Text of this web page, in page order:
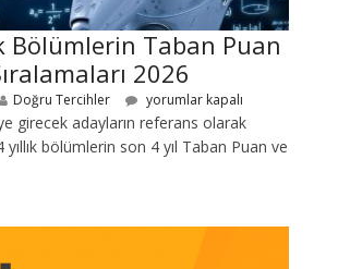
Bölümlerin Taban Puan
2026
Doğru Tercihler yorumlar kapalı
girecek adayların referans olarak
yıllık bölümlerin son 4 yıl Taban Puan ve